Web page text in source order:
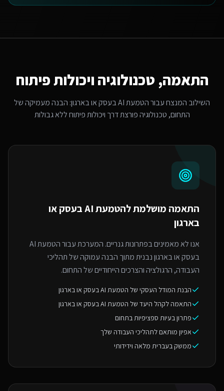
התאמה, טכנולוגיה ויכולות פיתוח
השילוב המנצח עבורהטמעת AI בעסק או בארגון
: הבנה מעמיקה של
התחום, טכנולוגיה פורצת דרך ויכולות פיתוח ללא גבולות
התאמה מושלמת ל
הטמעת AI בעסק או
בארגון
אנו לא מאמינים בפתרונות גנריים. המערכת עבור הטמעת AI
בעסק או בארגון נבנית מתוך הבנה עמוקה של תהליכי
העבודה, הרגולציה והצרכים הייחודיים של התחום.
הבנת המודל העסקי של הטמעת AI בעסק או בארגון
התאמה לקהל היעד של הטמעת AI בעסק או בארגון
פתרון בעיות ספציפיות בתחום
אפיון מותאם לתהליכי העבודה שלך
ממשק בעברית מלאה וידידותי